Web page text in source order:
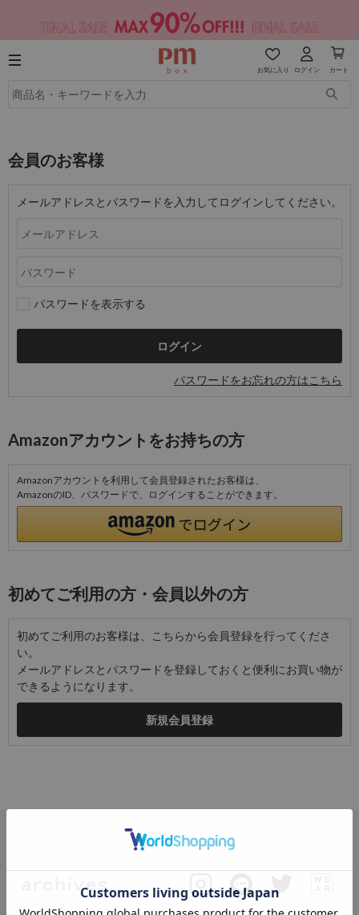
お気に入り ログイン カート
会員のお客様
メールアドレスとパスワードを入力してログインしてください。
パスワードを表示する
パスワードをお忘れの方はこちら
Amazonアカウントをお持ちの方
Amazonアカウントを利用して会員登録されたお客様は、
AmazonのID、パスワードで、ログインすることができます。
初めてご利用の方・会員以外の方
初めてご利用のお客様は、こちらから会員登録を行ってくださ
い。
メールアドレスとパスワードを登録しておくと便利にお買い物が
できるようになります。